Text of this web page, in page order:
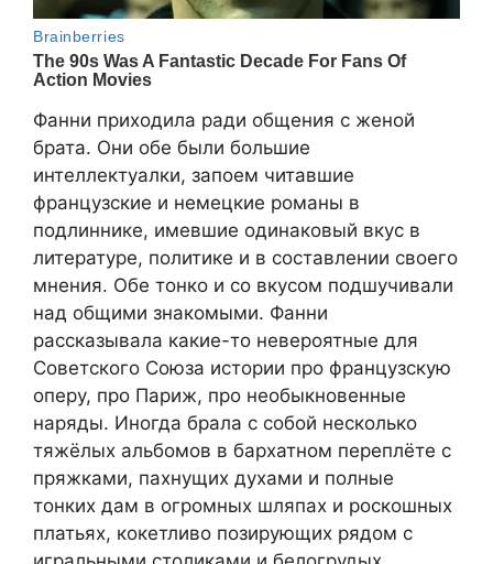
Фанни приходила ради общения с женой
брата. Они обе были большие
интеллектуалки, запоем читавшие
французские и немецкие романы в
подлиннике, имевшие одинаковый вкус в
литературе, политике и в составлении своего
мнения. Обе тонко и со вкусом подшучивали
над общими знакомыми. Фанни
рассказывала какие-то невероятные для
Советского Союза истории про французскую
оперу, про Париж, про необыкновенные
наряды. Иногда брала с собой несколько
тяжёлых альбомов в бархатном переплёте с
пряжками, пахнущих духами и полные
тонких дам в огромных шляпах и роскошных
платьях, кокетливо позирующих рядом с